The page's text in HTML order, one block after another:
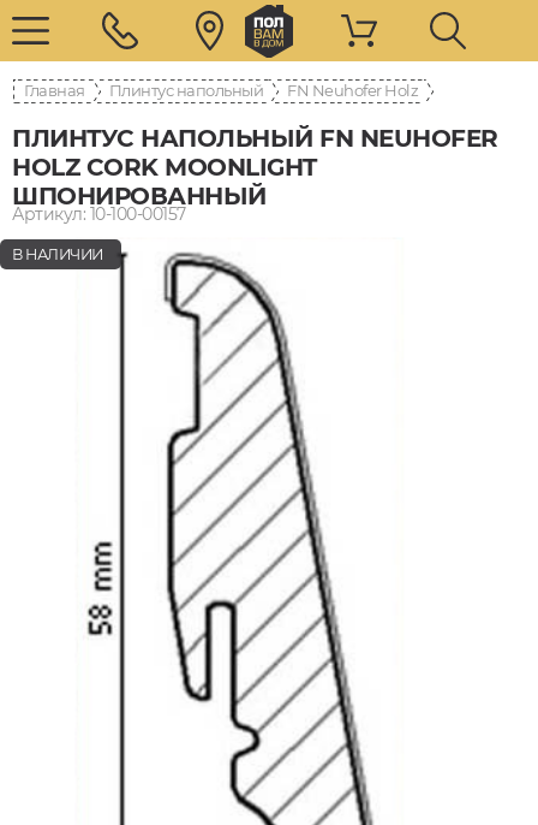
Главная Плинтус напольный FN Neuhofer Holz
ПЛИНТУС НАПОЛЬНЫЙ FN NEUHOFER
HOLZ CORK MOONLIGHT
ШПОНИРОВАННЫЙ
Артикул: 10-100-00157
В НАЛИЧИИ